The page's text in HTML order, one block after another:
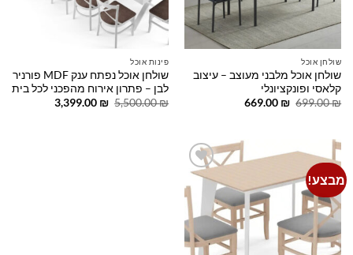
שולחן אוכל
שולחן אוכל מלבני מעוצב – עיצוב
קלאסי ופונקציונלי
699.00₪
המחיר
669.00 ₪
המחיר
פינות אוכל
שולחן אוכל נפתח ענק MDF פורניר
לבן – פתרון אירוח מהפכני לכל בית
5,500.00₪
המחיר
3,399.00 ₪
המחיר
מבצע!
Add to
wishlist